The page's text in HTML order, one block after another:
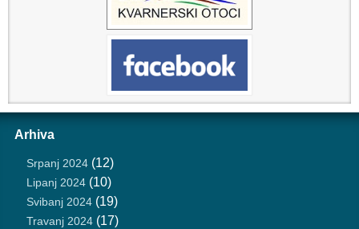
Arhiva
Srpanj 2024(12)
Lipanj 2024(10)
Svibanj 2024(19)
Travanj 2024(17)